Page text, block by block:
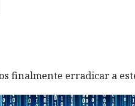
finalmente erradicar a